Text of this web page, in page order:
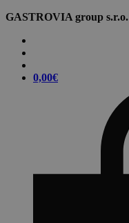
GASTROVIA group
0,00€